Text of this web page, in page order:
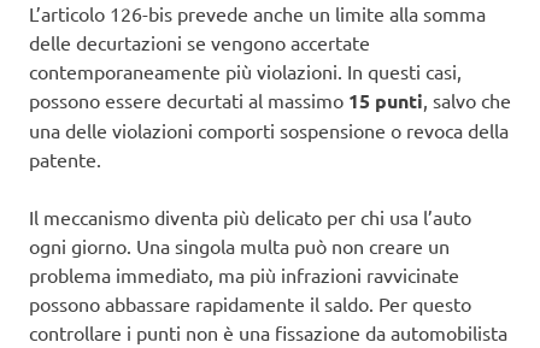
L’articolo 126-bis prevede anche un limite alla somma
delle decurtazioni se vengono accertate
contemporaneamente più violazioni. In questi casi,
possono essere decurtati al massimo 15 punti, salvo che
una delle violazioni comporti sospensione o revoca della
patente.
Il meccanismo diventa più delicato per chi usa l’auto
ogni giorno. Una singola multa può non creare un
problema immediato, ma più infrazioni ravvicinate
possono abbassare rapidamente il saldo. Per questo
controllare i punti non è una fissazione da automobilista